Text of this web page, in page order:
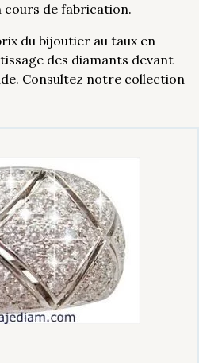
de fabrication.
du bijoutier au taux en
des diamants devant
Consultez notre collection